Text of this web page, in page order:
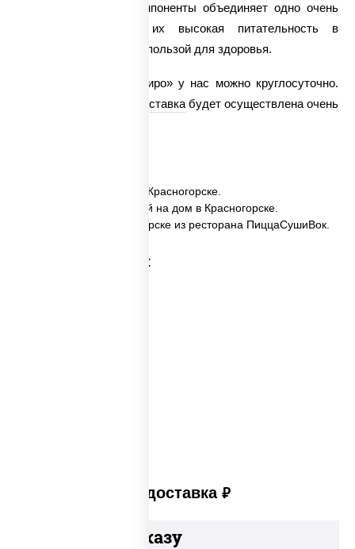
грибы шитаке. Все компоненты объединяет одно очень
важное свойство – их высокая питательность в
соединении с огромной пользой для здоровья.
Заказать суп «Мисо-Широ» у нас можно круглосуточно.
доставкабудет осуществлена очень
✅ Мисо-широ заказать в Красногорске.
✅ Мисо-широ с доставкой на дом в Красногорске.
✅ Мисо-широ в Красногорске из ресторана ПиццаСушиВок.
Категории товара:
Платная доставка руб
Добавьте к заказу